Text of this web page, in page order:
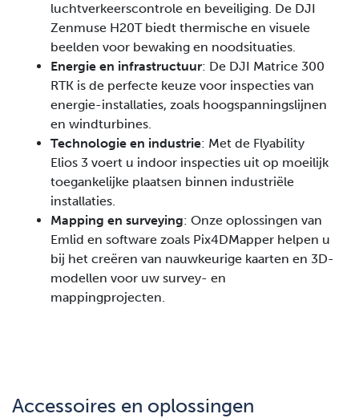
luchtverkeerscontrole en beveiliging. De DJI
Zenmuse H20T biedt thermische en visuele
beelden voor bewaking en noodsituaties.
Energie en infrastructuur: De DJI Matrice 300
RTK is de perfecte keuze voor inspecties van
energie-installaties, zoals hoogspanningslijnen
en windturbines.
Technologie en industrie: Met de Flyability
Elios 3 voert u indoor inspecties uit op moeilijk
toegankelijke plaatsen binnen industriële
installaties.
Mapping en surveying: Onze oplossingen van
Emlid en software zoals Pix4DMapper helpen u
bij het creëren van nauwkeurige kaarten en 3D-
modellen voor uw survey- en
mappingprojecten.
Accessoires en oplossingen